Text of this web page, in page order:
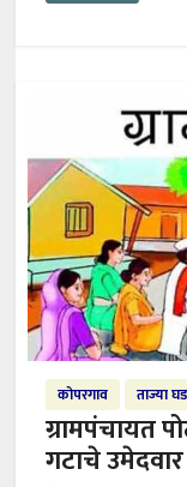
कोपरगाव ताज्या
ग्रामपंचायत
गटाचे